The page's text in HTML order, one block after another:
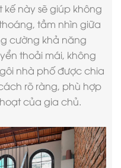
kế này sẽ giúp không
tầm nhìn giữa
cường khả năng
thoải mái, không
nhà phố được chia
rõ ràng, phù hợp
của gia chủ.